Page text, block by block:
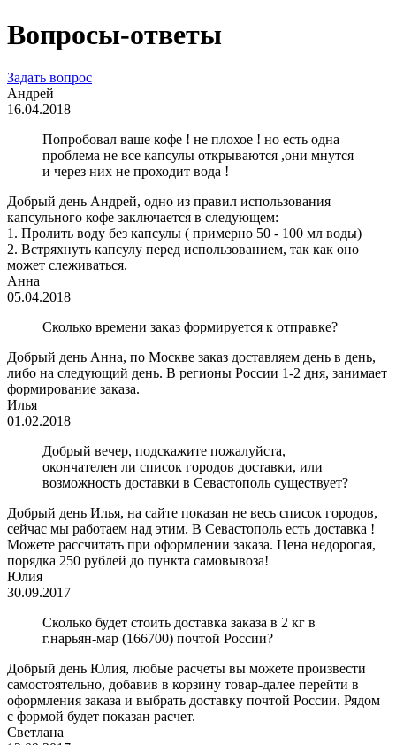
Вопросы-ответы
Задать вопрос
Андрей
16.04.2018
Попробовал ваше кофе ! не плохое ! но есть одна
проблема не все капсулы открываются ,они мнутся
и через них не проходит вода !
Добрый день Андрей, одно из правил использования
капсульного кофе заключается в следующем:
1. Пролить воду без капсулы ( примерно 50 - 100 мл воды)
2. Встряхнуть капсулу перед использованием, так как оно
может слеживаться.
Анна
05.04.2018
Сколько времени заказ формируется к отправке?
Добрый день Анна, по Москве заказ доставляем день в день,
либо на следующий день. В регионы России 1-2 дня, занимает
формирование заказа.
Илья
01.02.2018
Добрый вечер, подскажите пожалуйста,
окончателен ли список городов доставки, или
возможность доставки в Севастополь существует?
Добрый день Илья, на сайте показан не весь список городов,
сейчас мы работаем над этим. В Севастополь есть доставка !
Можете рассчитать при оформлении заказа. Цена недорогая,
порядка 250 рублей до пункта самовывоза!
Юлия
30.09.2017
Сколько будет стоить доставка заказа в 2 кг в
г.нарьян-мар (166700) почтой России?
Добрый день Юлия, любые расчеты вы можете произвести
самостоятельно, добавив в корзину товар-далее перейти в
оформления заказа и выбрать доставку почтой России. Рядом
с формой будет показан расчет.
Светлана